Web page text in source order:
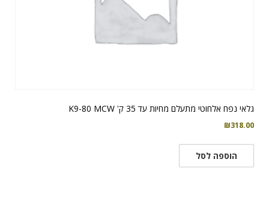
גלאי נפח אלחוטי מתעלם מחיות עד 35 ק' K9-80 MCW
₪318.00
הוספה לסל